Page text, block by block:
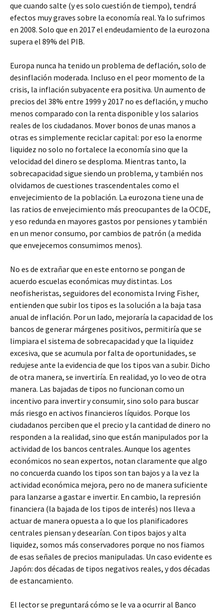
que cuando salte (y es solo cuestión de tiempo), tendrá
efectos muy graves sobre la economía real. Ya lo sufrimos
en 2008. Solo que en 2017 el endeudamiento de la eurozona
supera el 89% del PIB.
Europa nunca ha tenido un problema de deflación, solo de
desinflación moderada. Incluso en el peor momento de la
crisis, la inflación subyacente era positiva. Un aumento de
precios del 38% entre 1999 y 2017 no es deflación, y mucho
menos comparado con la renta disponible y los salarios
reales de los ciudadanos. Mover bonos de unas manos a
otras es simplemente reciclar capital: por eso la enorme
liquidez no solo no fortalece la economía sino que la
velocidad del dinero se desploma. Mientras tanto, la
sobrecapacidad sigue siendo un problema, y también nos
olvidamos de cuestiones trascendentales como el
envejecimiento de la población. La eurozona tiene una de
las ratios de envejecimiento más preocupantes de la OCDE,
y eso redunda en mayores gastos por pensiones y también
en un menor consumo, por cambios de patrón (a medida
que envejecemos consumimos menos).
No es de extrañar que en este entorno se pongan de
acuerdo escuelas económicas muy distintas. Los
neofisheristas, seguidores del economista Irving Fisher,
entienden que subir los tipos es la solución a la baja tasa
anual de inflación. Por un lado, mejoraría la capacidad de los
bancos de generar márgenes positivos, permitiría que se
limpiara el sistema de sobrecapacidad y que la liquidez
excesiva, que se acumula por falta de oportunidades, se
redujese ante la evidencia de que los tipos van a subir. Dicho
de otra manera, se invertiría. En realidad, yo lo veo de otra
manera. Las bajadas de tipos no funcionan como un
incentivo para invertir y consumir, sino solo para buscar
más riesgo en activos financieros líquidos. Porque los
ciudadanos perciben que el precio y la cantidad de dinero no
responden a la realidad, sino que están manipulados por la
actividad de los bancos centrales. Aunque los agentes
económicos no sean expertos, notan claramente que algo
no concuerda cuando los tipos son tan bajos y a la vez la
actividad económica mejora, pero no de manera suficiente
para lanzarse a gastar e invertir. En cambio, la represión
financiera (la bajada de los tipos de interés) nos lleva a
actuar de manera opuesta a lo que los planificadores
centrales piensan y desearían. Con tipos bajos y alta
liquidez, somos más conservadores porque no nos fiamos
de esas señales de precios manipuladas. Un caso evidente es
Japón: dos décadas de tipos negativos reales, y dos décadas
de estancamiento.
El lector se preguntará cómo se le va a ocurrir al Banco